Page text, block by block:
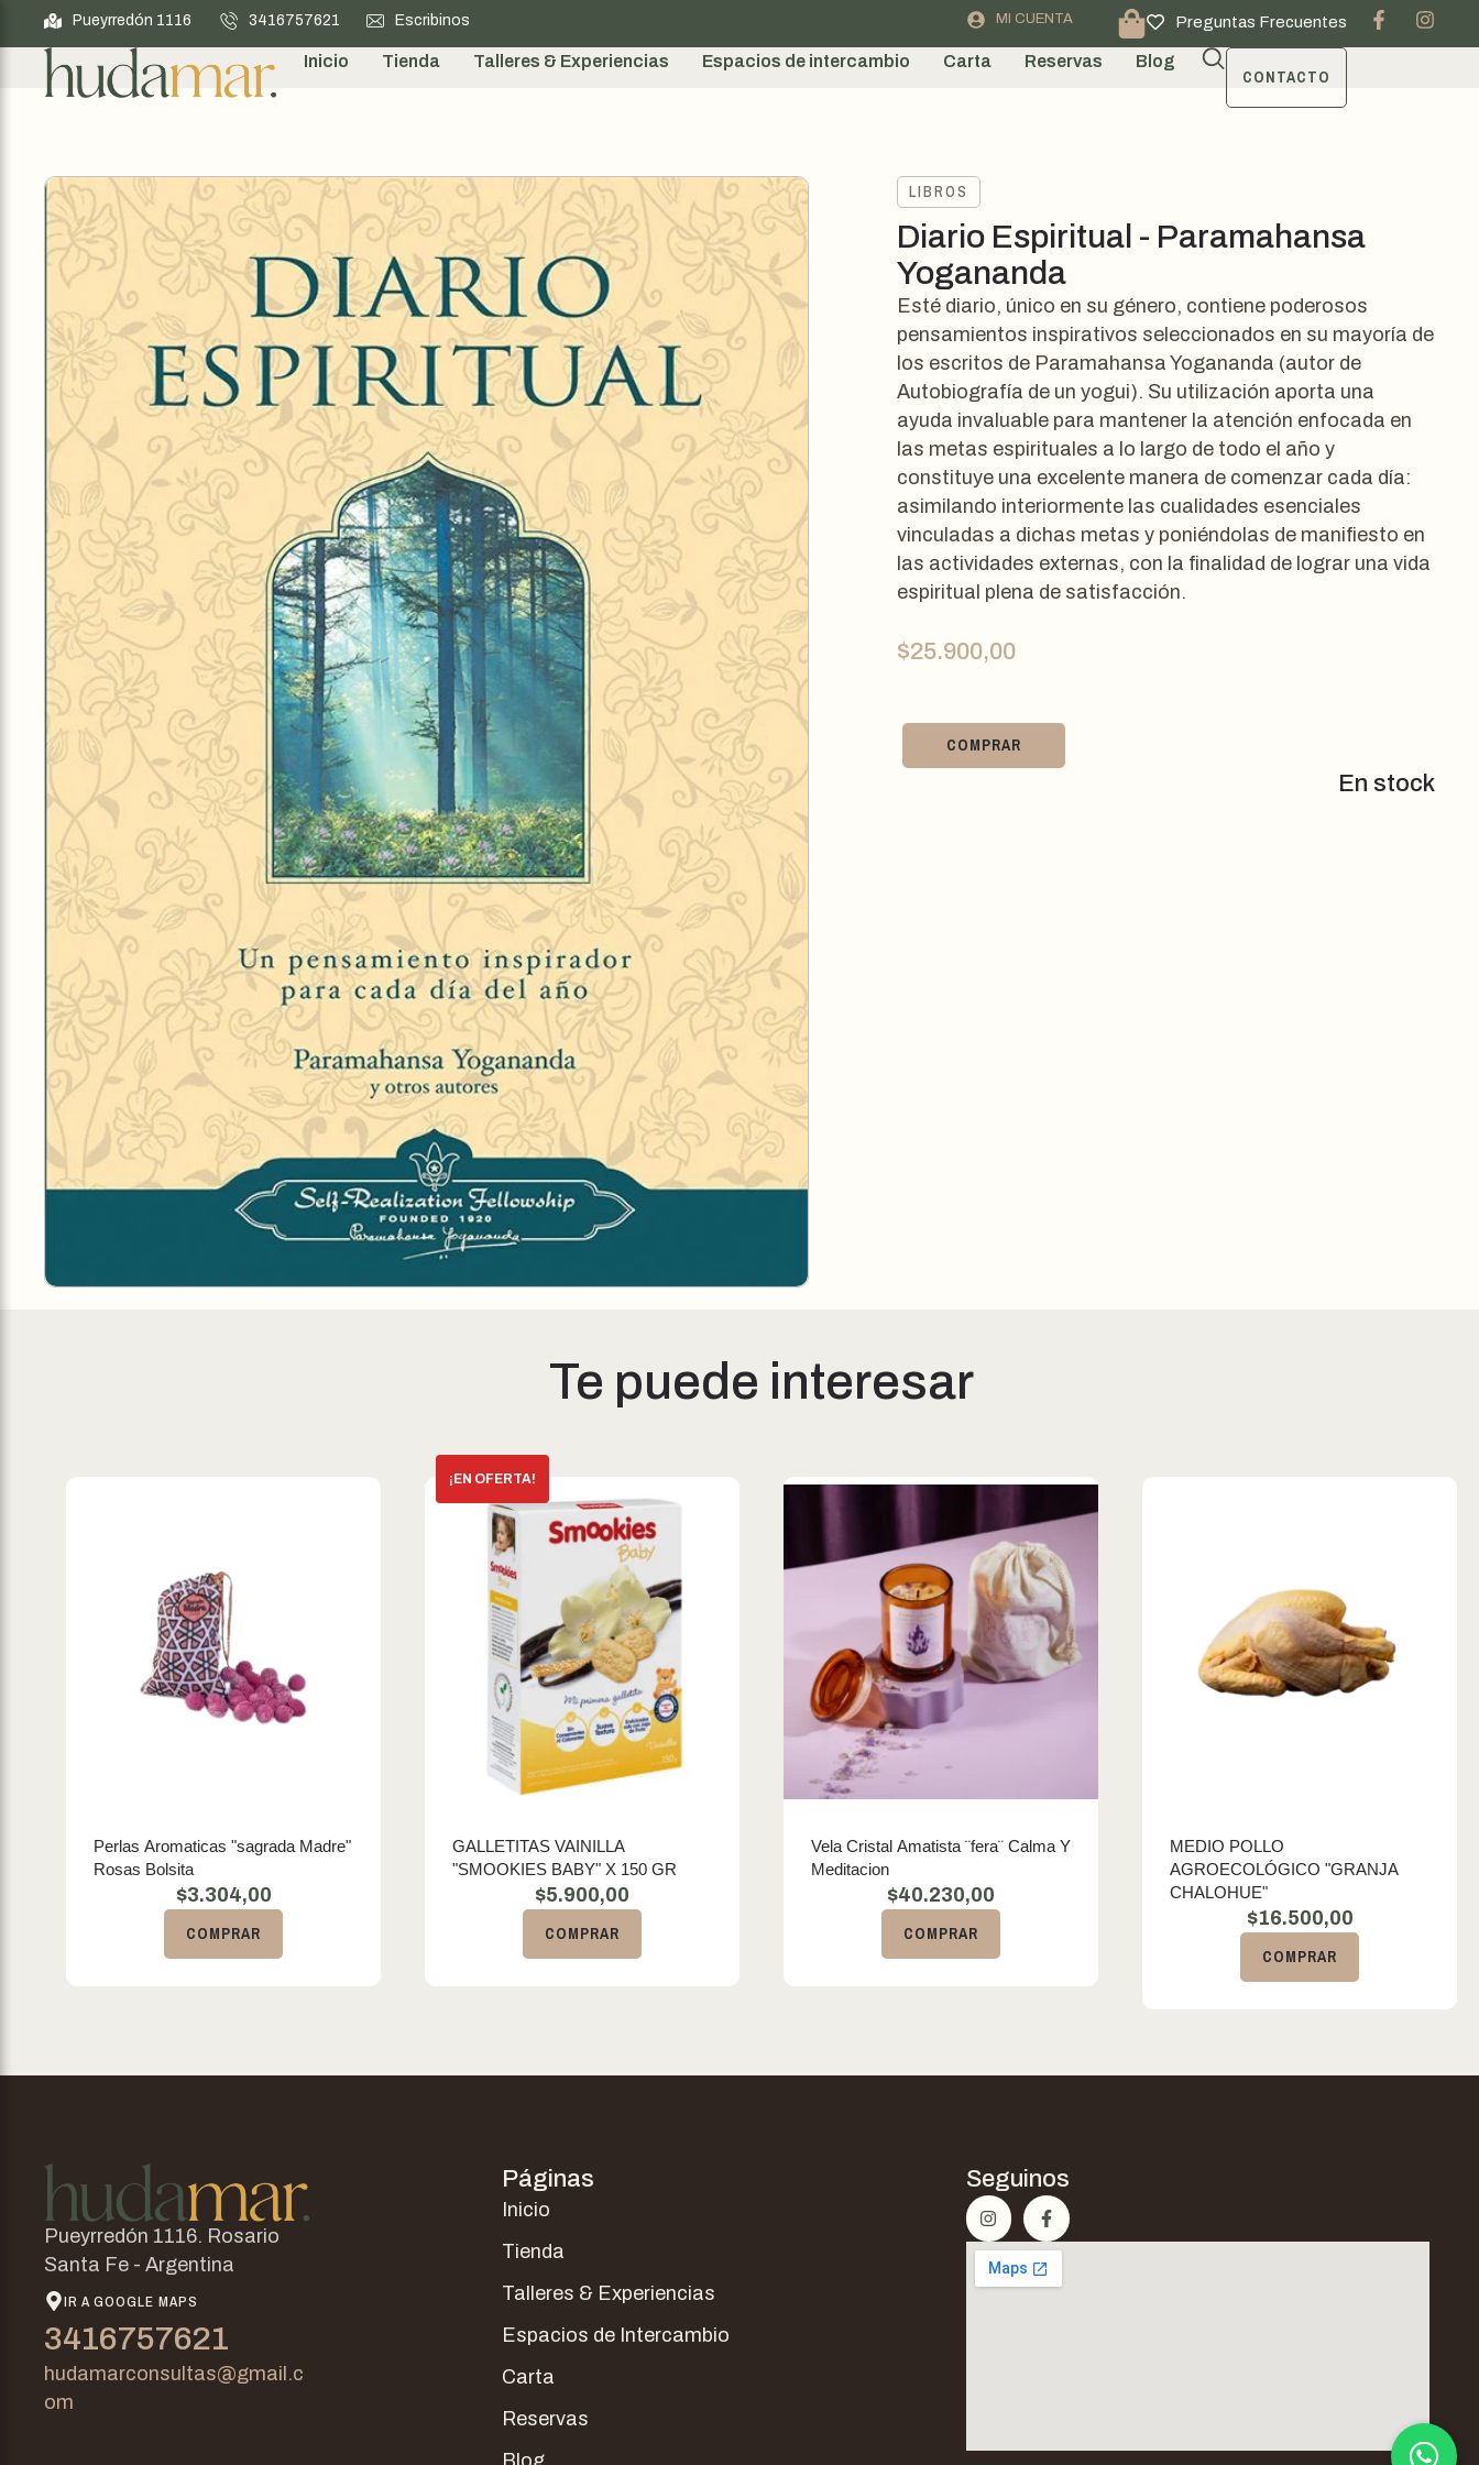
Pueyrredón 1116 3416757621 Escribinos MI CUENTA Preguntas Frecuentes
Inicio Tienda Talleres & Experiencias Espacios de intercambio Carta Reservas Blog
CONTACTO
LIBROS
Diario Espiritual - Paramahansa
Yogananda
Esté diario, único en su género, contiene poderosos
pensamientos inspirativos seleccionados en su mayoría de
los escritos de Paramahansa Yogananda (autor de
Autobiografía de un yogui). Su utilización aporta una
ayuda invaluable para mantener la atención enfocada en
las metas espirituales a lo largo de todo el año y
constituye una excelente manera de comenzar cada día:
asimilando interiormente las cualidades esenciales
vinculadas a dichas metas y poniéndolas de manifiesto en
las actividades externas, con la finalidad de lograr una vida
espiritual plena de satisfacción.
$25.900,00
COMPRAR
En stock
Te puede interesar
Perlas Aromaticas "sagrada Madre"
Rosas Bolsita
$3.304,00
COMPRAR
GALLETITAS VAINILLA
"SMOOKIES BABY" X 150 GR
$5.900,00
COMPRAR
Vela Cristal Amatista ¨fera¨ Calma Y
Meditacion
$40.230,00
COMPRAR
MEDIO POLLO
AGROECOLÓGICO "GRANJA
CHALOHUE"
$16.500,00
COMPRAR
Pueyrredón 1116. Rosario
Santa Fe - Argentina
IR A GOOGLE MAPS
3416757621
hudamarconsultas@gmail.c
om
Páginas
Inicio
Tienda
Talleres & Experiencias
Espacios de Intercambio
Carta
Reservas
Blog
Seguinos